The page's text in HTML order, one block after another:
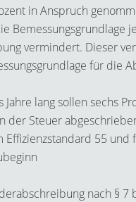
in Anspruch
Bemessungsgrundlage
vermindert. Dieser
für die
Jahre lang sollen sechs
der Steuer
Effizienzstandard 55 und
nach § 7